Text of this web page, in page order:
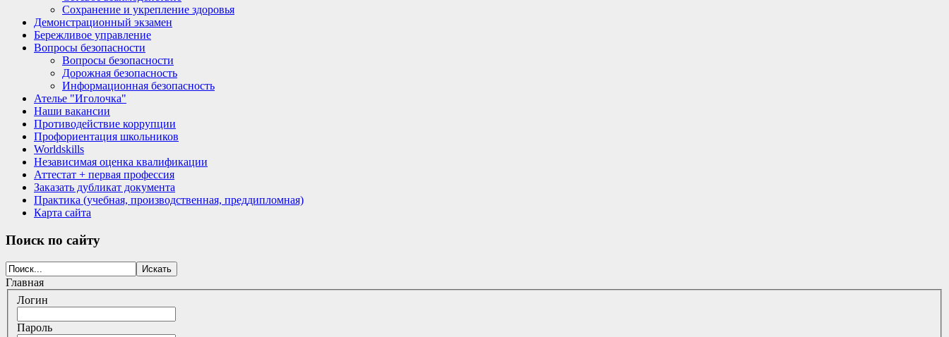
Сохранение и укрепление здоровья
Демонстрационный экзамен
Бережливое управление
Вопросы безопасности
Вопросы безопасности
Дорожная безопасность
Информационная безопасность
Ателье "Иголочка"
Наши вакансии
Противодействие коррупции
Профориентация школьников
Worldskills
Независимая оценка квалификации
Аттестат + первая профессия
Заказать дубликат документа
Практика (учебная, производственная, преддипломная)
Карта сайта
Поиск по сайту
Главная
Логин
Пароль